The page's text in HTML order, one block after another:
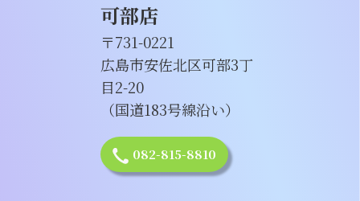
可部店
〒731-0221
広島市安佐北区可部3丁
目2-20
（国道183号線沿い）
082-815-8810